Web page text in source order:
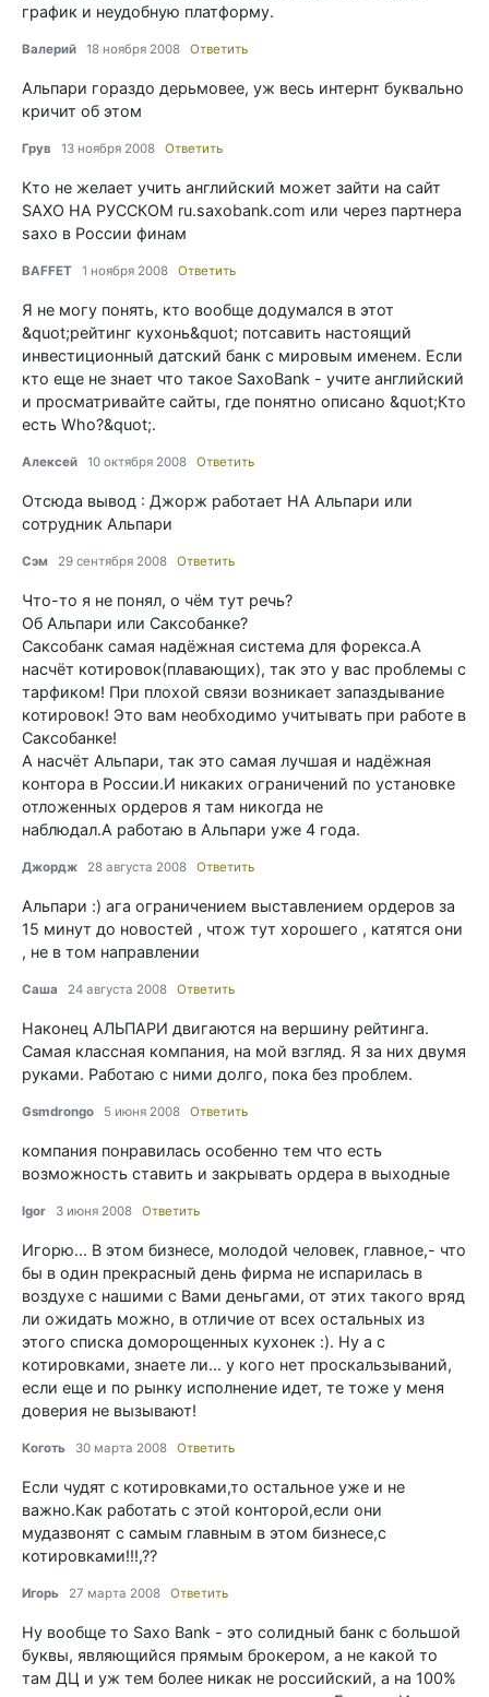
график и неудобную платформу.
Валерий 18 ноября 2008 Ответить
Альпари гораздо дерьмовее, уж весь интернт буквально
кричит об этом
Грув 13 ноября 2008 Ответить
Кто не желает учить английский может зайти на сайт
SAXO НА РУССКОМ ru.saxobank.com или через партнера
saxo в России финам
BAFFET 1 ноября 2008 Ответить
Я не могу понять, кто вообще додумался в этот
&quot;рейтинг кухонь&quot; потсавить настоящий
инвестиционный датский банк с мировым именем. Если
кто еще не знает что такое SaxoBank - учите английский
и просматривайте сайты, где понятно описано &quot;Кто
есть Who?&quot;.
Алексей 10 октября 2008 Ответить
Отсюда вывод : Джорж работает НА Альпари или
сотрудник Альпари
Сэм 29 сентября 2008 Ответить
Что-то я не понял, о чём тут речь?
Об Альпари или Саксобанке?
Саксобанк самая надёжная система для форекса.А
насчёт котировок(плавающих), так это у вас проблемы с
тарфиком! При плохой связи возникает запаздывание
котировок! Это вам необходимо учитывать при работе в
Саксобанке!
А насчёт Альпари, так это самая лучшая и надёжная
контора в России.И никаких ограничений по установке
отложенных ордеров я там никогда не
наблюдал.А работаю в Альпари уже 4 года.
Джордж 28 августа 2008 Ответить
Альпари :) ага ограничением выставлением ордеров за
15 минут до новостей , чтож тут хорошего , катятся они
, не в том направлении
Саша 24 августа 2008 Ответить
Наконец АЛЬПАРИ двигаются на вершину рейтинга.
Самая классная компания, на мой взгляд. Я за них двумя
руками. Работаю с ними долго, пока без проблем.
Gsmdrongo 5 июня 2008 Ответить
компания понравилась особенно тем что есть
возможность ставить и закрывать ордера в выходные
Igor 3 июня 2008 Ответить
Игорю... В этом бизнесе, молодой человек, главное,- что
бы в один прекрасный день фирма не испарилась в
воздухе с нашими с Вами деньгами, от этих такого вряд
ли ожидать можно, в отличие от всех остальных из
этого списка доморощенных кухонек :). Ну а с
котировками, знаете ли... у кого нет проскальзываний,
если еще и по рынку исполнение идет, те тоже у меня
доверия не вызывают!
Коготь 30 марта 2008 Ответить
Если чудят с котировками,то остальное уже и не
важно.Как работать с этой конторой,если они
мудазвонят с самым главным в этом бизнесе,с
котировками!!!,??
Игорь 27 марта 2008 Ответить
Ну вообще то Saxo Bank - это солидный банк с большой
буквы, являющийся прямым брокером, а не какой то
там ДЦ и уж тем более никак не российский, а на 100%